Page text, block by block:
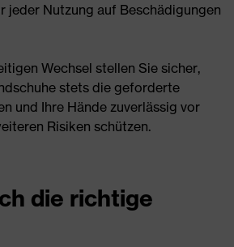
jeder Nutzung auf Beschädigungen
Wechsel stellen Sie sicher,
stets die geforderte
und Ihre Hände zuverlässig vor
Risiken schützen.
die richtige